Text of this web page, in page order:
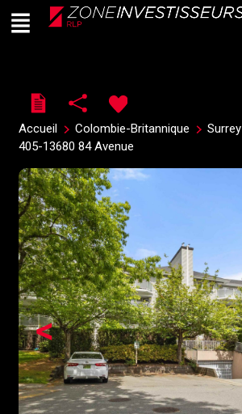
Live
En Direct
Menu
Accueil Colombie-Britannique
Surrey
405-13680 84 Avenue
<